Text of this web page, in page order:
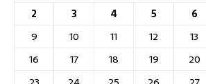
2
3 4 5 6
9
10 11 12 13
16
17 18 19 20